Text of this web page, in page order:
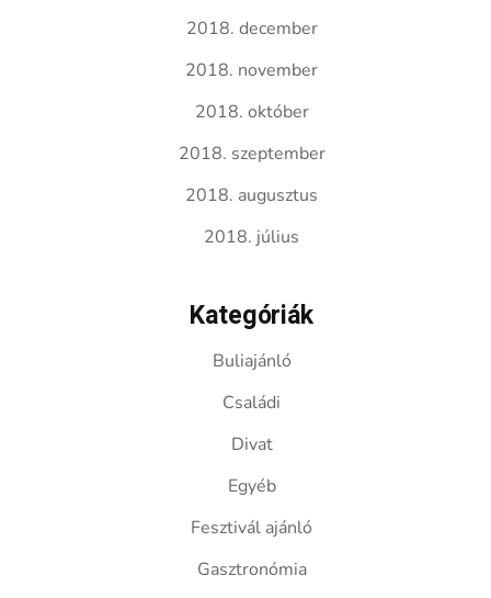
2018. december
2018. november
2018. október
2018. szeptember
2018. augusztus
2018. július
Kategóriák
Buliajánló
Családi
Divat
Egyéb
Fesztivál ajánló
Gasztronómia